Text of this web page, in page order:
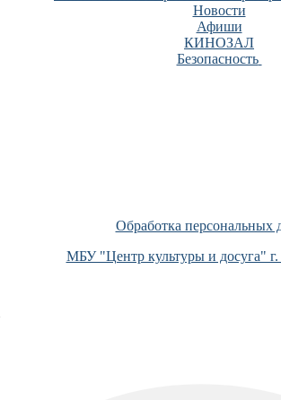
Новости
Афиши
КИНОЗАЛ
Безопасность
Обработка персональных
МБУ "Центр культуры и досуга" г.